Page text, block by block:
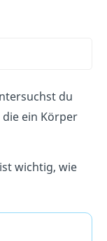
du
ein Körper
wichtig, wie